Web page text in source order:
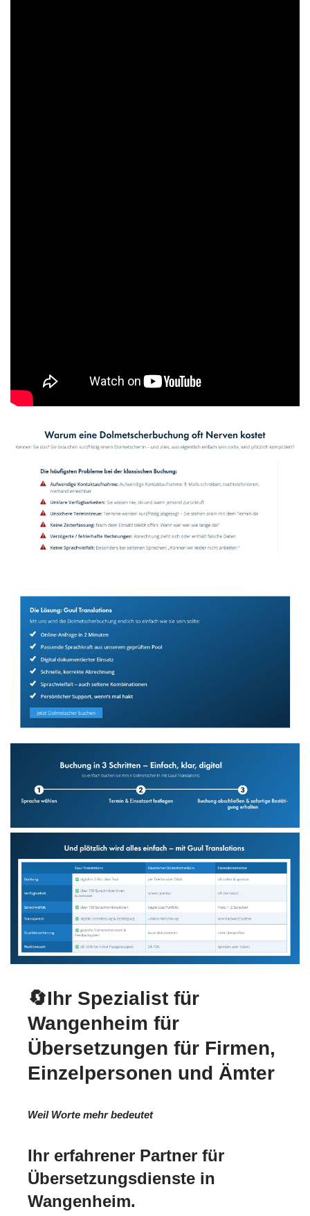
🔄Ihr Spezialist für
Wangenheim für
Übersetzungen für Firmen,
Einzelpersonen und Ämter
Weil Worte mehr bedeutet
Ihr erfahrener Partner für
Übersetzungsdienste in
Wangenheim.